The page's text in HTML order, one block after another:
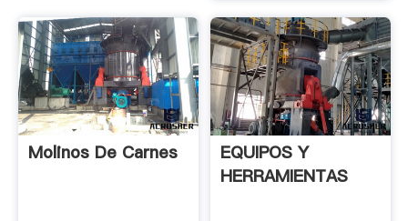
Molinos De Carnes
EQUIPOS Y
HERRAMIENTAS